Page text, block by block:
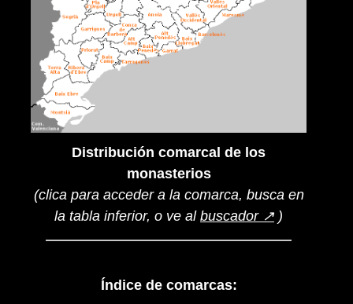
Distribución comarcal de los
monasterios
(clica para acceder a la comarca, busca en
la tabla inferior, o ve al buscador ↗ )
Índice de comarcas: